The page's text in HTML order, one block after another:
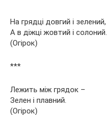
На грядці довгий і зелений,
А в діжці жовтий і солоний.
(Огірок)
***
Лежить між грядок –
Зелен і плавний.
(Огірок)